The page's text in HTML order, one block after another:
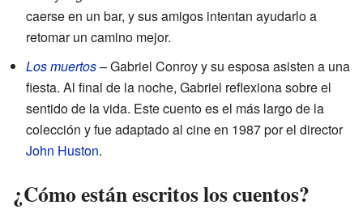
caerse en un bar, y sus amigos intentan ayudarlo a
retomar un camino mejor.
Los muertos– Gabriel Conroy y su esposa asisten a una
fiesta. Al final de la noche, Gabriel reflexiona sobre el
sentido de la vida. Este cuento es el más largo de la
colección y fue adaptado al cine en 1987 por el director
John Huston.
¿Cómo están escritos los cuentos?